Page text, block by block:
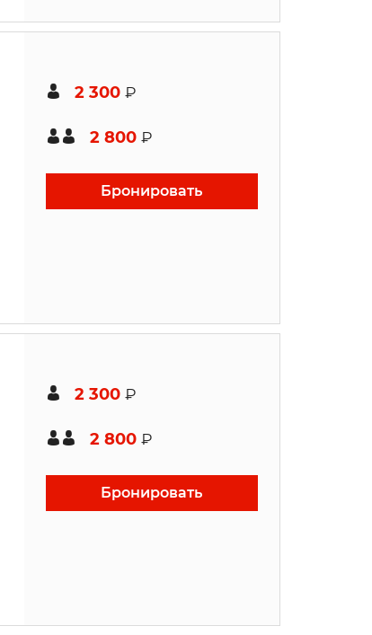
2 300 ₽
2 800 ₽
Бронировать
2 300 ₽
2 800 ₽
Бронировать